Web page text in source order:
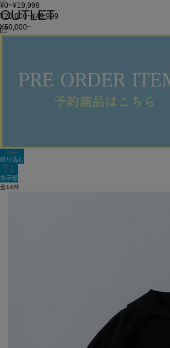
OUTLET
¥0~¥19,999
¥20,000~¥49,999
¥50,000~
在庫
新着順
絞り込む
表示順
全14件